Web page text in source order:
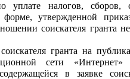
уплате налогов, сборов,
утвержденной
соискателя гранта
соискателя гранта на
сети
в заявке